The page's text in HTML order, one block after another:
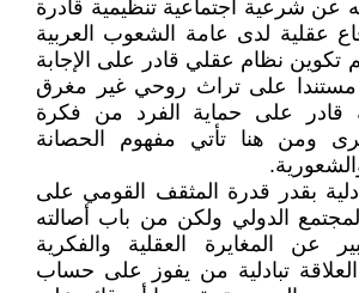
عن شرعية اجتماعية تنظيمية قادرة
عقلية لدى عامة الشعوب العربية
تكوين نظام عقلي قادر على الإجابة
مستندا على تراث روحي غير مغرق
قادر على حماية الفرد من فكرة
ومن هنا تأتي مفهوم الحصانة
بقدر قدرة المثقف القومي على
الدولي ولكن من باب أصالته
عن المغايرة العقلية والفكرية
العلاقة تبادلية من يفوز على حساب